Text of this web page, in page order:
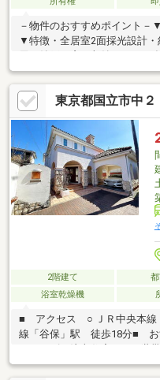
－物件のおすすめポイント－
▼特徴・全居室2面採光設計
(車種による)・即お引渡可能(
ンターホン▼周辺環境・スー
徒歩10分(約780m)・府中市立
地目:畑(現況地目:宅地)※容積
の住まい探しをお手伝いし
相談はお気軽にお問い合わせ
東京都国立市中
2階建て
浴室乾燥機
■ アクセス ○ ＪＲ中央本線「国立
線「谷保」駅 徒歩18分■ お
イナーズの注文住宅 ○ 二世
線利用可能な立地 ○ 土地面